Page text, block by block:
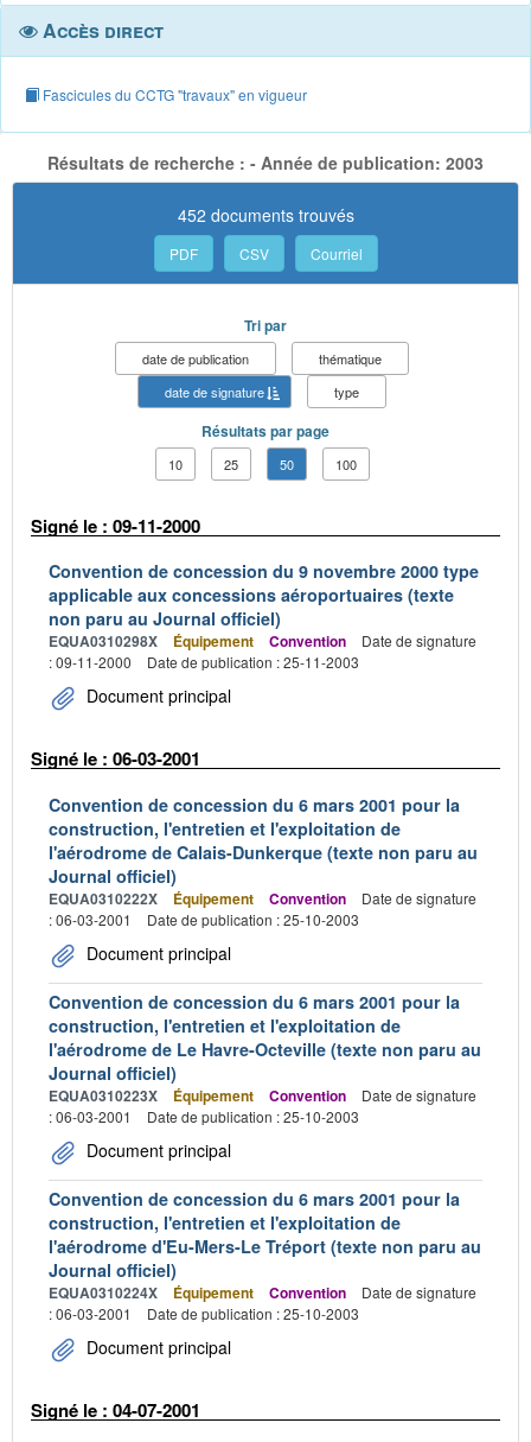
Accès direct
Fascicules du CCTG "travaux" en vigueur
Résultats de recherche : - Année de publication: 2003
452 documents trouvés
PDF CSV Courriel
Tri par
date de publication
thématique
date de signature
type
Résultats par page
10 25 50 100
Signé le : 09-11-2000
Convention de concession du 9 novembre 2000 type
applicable aux concessions aéroportuaires (texte
non paru au Journal officiel)
EQUA0310298X Équipement Convention
Date de signature
: 09-11-2000
Date de publication : 25-11-2003
Document principal
Signé le : 06-03-2001
Convention de concession du 6 mars 2001 pour la
construction, l'entretien et l'exploitation de
l'aérodrome de Calais-Dunkerque (texte non paru au
Journal officiel)
EQUA0310222X Équipement Convention
Date de signature
: 06-03-2001
Date de publication : 25-10-2003
Document principal
Convention de concession du 6 mars 2001 pour la
construction, l'entretien et l'exploitation de
l'aérodrome de Le Havre-Octeville (texte non paru au
Journal officiel)
EQUA0310223X Équipement Convention
Date de signature
: 06-03-2001
Date de publication : 25-10-2003
Document principal
Convention de concession du 6 mars 2001 pour la
construction, l'entretien et l'exploitation de
l'aérodrome d'Eu-Mers-Le Tréport (texte non paru au
Journal officiel)
EQUA0310224X Équipement Convention
Date de signature
: 06-03-2001
Date de publication : 25-10-2003
Document principal
Signé le : 04-07-2001